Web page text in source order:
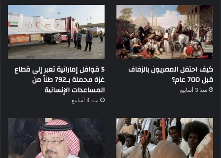
كيف احتفل المصريون بالزفاف
قبل 700 عام؟
منذ 3 أسابيع
5 قوافل إماراتية تعبر إلى قطاع
غزة محملة بـ792 طناً من
المساعدات الإنسانية
منذ 4 أسابيع